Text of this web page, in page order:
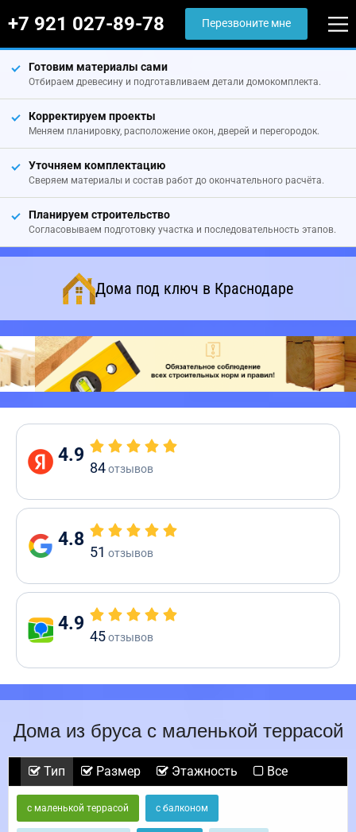
+7 921 027-89-78 Перезвоните мне
Готовим материалы сами
Отбираем древесину и подготавливаем детали домокомплекта.
Корректируем проекты
Меняем планировку, расположение окон, дверей и перегородок.
Уточняем комплектацию
Сверяем материалы и состав работ до окончательного расчёта.
Планируем строительство
Согласовываем подготовку участка и последовательность этапов.
Дома под ключ в Краснодаре
4.9
84отзывов
4.8
51 отзывов
4.9
45отзывов
Дома из бруса с маленькой террасой
Тип Размер Этажность Все
с маленькой террасой с балконом